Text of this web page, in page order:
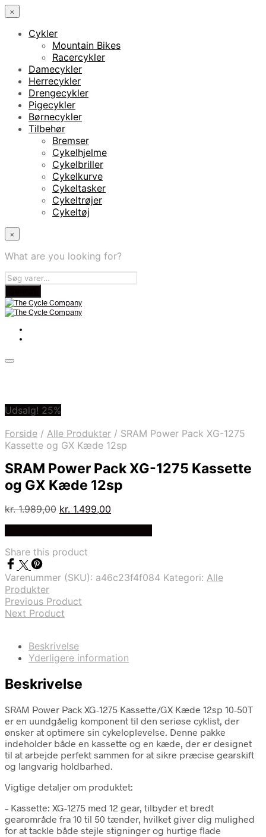
×
Cykler
Mountain Bikes
Racercykler
Damecykler
Herrecykler
Drengecykler
Pigecykler
Børnecykler
Tilbehør
Bremser
Cykelhjelme
Cykelbriller
Cykelkurve
Cykeltasker
Cykeltrøjer
Cykeltøj
×
What are you looking for?
Udsalg! 25%
Forside / Alle Produkter / SRAM Power Pack XG-1275
Kassette og GX Kæde 12sp
SRAM Power Pack XG-1275 Kassette
og GX Kæde 12sp
kr.1.989,00 Den
kr. 1.989,00.
kr. 1.499,00
Share this product
Varenummer (SKU): a46c23f4f084 Kategori: Alle
Produkter
Previous Product
Next Product
Beskrivelse
Yderligere information
Beskrivelse
SRAM Power Pack XG-1275 Kassette/GX Kæde 12sp 10-50T
er en uundgåelig komponent til den seriøse cyklist, der
ønsker at optimere sin cykeloplevelse. Denne pakke
indeholder både en kassette og en kæde, der er designet
til at arbejde perfekt sammen for at sikre præcise gearskift
og langvarig holdbarhed.
Vigtige detaljer om produktet:
– Kassette: XG-1275 med 12 gear, tilbyder et bredt
gearområde fra 10 til 50 tænder, hvilket giver dig mulighed
for at tackle både stejle stigninger og hurtige flade